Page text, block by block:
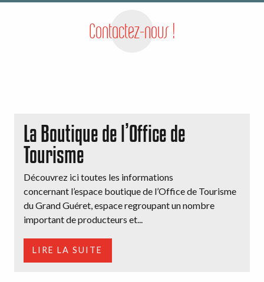
Contactez-nous !
La Boutique de l’Office de
Tourisme
Découvrez ici toutes les informations
concernant l’espace boutique de l’Office de Tourisme
du Grand Guéret, espace regroupant un nombre
important de producteurs et...
LIRE LA SUITE